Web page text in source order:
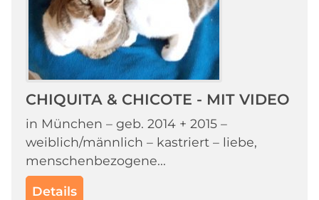
CHIQUITA & CHICOTE - MIT VIDEO
in München – geb. 2014 + 2015 –
weiblich/männlich – kastriert – liebe,
menschenbezogene...
Details